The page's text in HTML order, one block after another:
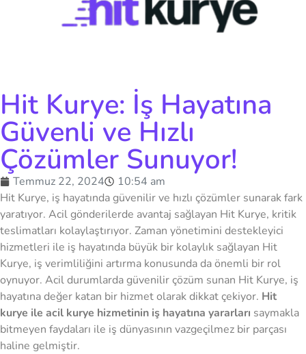
Hit Kurye: İş Hayatına
Güvenli ve Hızlı
Çözümler Sunuyor!
Temmuz 22, 2024
10:54 am
Hit Kurye, iş hayatında güvenilir ve hızlı çözümler sunarak fark
yaratıyor. Acil gönderilerde avantaj sağlayan Hit Kurye, kritik
teslimatları kolaylaştırıyor. Zaman yönetimini destekleyici
hizmetleri ile iş hayatında büyük bir kolaylık sağlayan Hit
Kurye, iş verimliliğini artırma konusunda da önemli bir rol
oynuyor. Acil durumlarda güvenilir çözüm sunan Hit Kurye, iş
hayatına değer katan bir hizmet olarak dikkat çekiyor. Hit
kurye ile acil kurye hizmetinin iş hayatına yararları saymakla
bitmeyen faydaları ile iş dünyasının vazgeçilmez bir parçası
haline gelmiştir.